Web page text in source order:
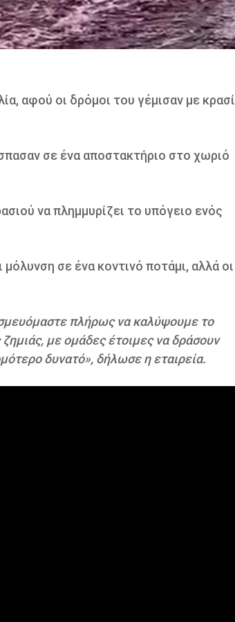
αφού οι δρόμοι του γέμισαν με κρασί
σε ένα αποστακτήριο στο χωριό
να πλημμυρίζει το υπόγειο ενός
σε ένα κοντινό ποτάμι, αλλά οι
πλήρως να καλύψουμε το
με ομάδες έτοιμες να δράσουν
δυνατό», δήλωσε η εταιρεία.